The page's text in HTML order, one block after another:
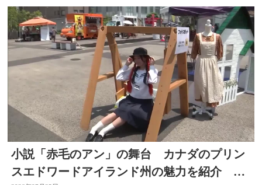
小説「赤毛のアン」の舞台 カナダのプリン
スエドワードアイランド州の魅力を紹介 大